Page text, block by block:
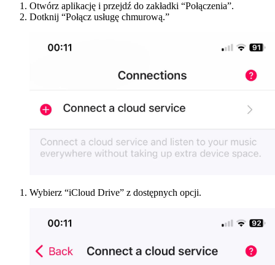
Otwórz aplikację i przejdź do zakładki “Połączenia”.
Dotknij “Połącz usługę chmurową.”
Wybierz “iCloud Drive” z dostępnych opcji.